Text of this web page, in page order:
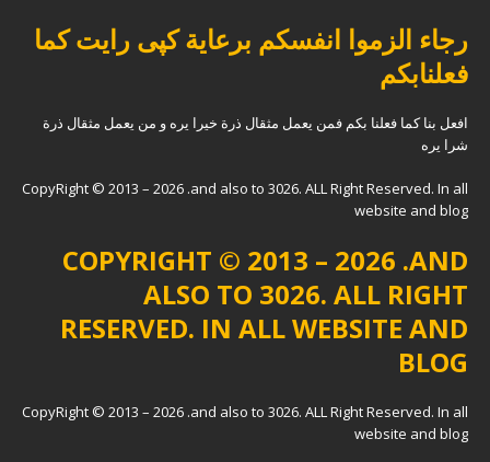
رجاء الزموا انفسکم برعایة کپی رایت کما
فعلنابکم
افعل بنا کما فعلنا بکم فمن یعمل مثقال ذرة خیرا یره و من یعمل مثقال ذرة
شرا یره
CopyRight © 2013 – 2026 .and also to 3026. ALL Right Reserved. In all
website and blog
COPYRIGHT © 2013 – 2026 .AND
ALSO TO 3026. ALL RIGHT
RESERVED. IN ALL WEBSITE AND
BLOG
CopyRight © 2013 – 2026 .and also to 3026. ALL Right Reserved. In all
website and blog